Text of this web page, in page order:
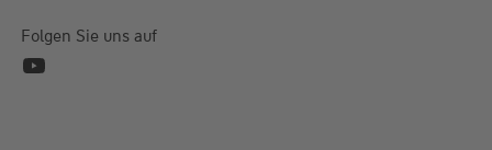
Termine außerhalb der Öffnungszeiten gerne nach
Folgen Sie uns auf